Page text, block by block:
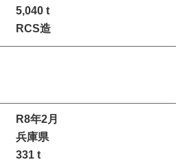
5,040 t
RCS造
R8年2月
兵庫県
331 t